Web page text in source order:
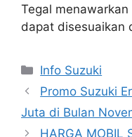
Tegal
dapat disesuaikan
Info Suzuki
Promo Suzuki
Juta di Bulan
HARGA MOBIL